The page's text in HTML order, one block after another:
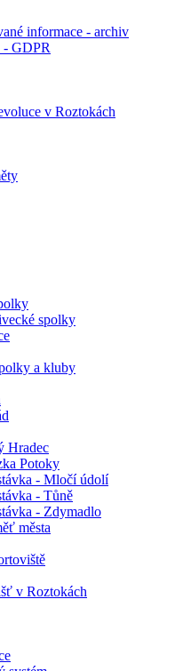
informace - archiv
- GDPR
v Roztokách
spolky
a kluby
Hradec
Potoky
- Mločí údolí
- Tůně
- Zdymadlo
města
v Roztokách